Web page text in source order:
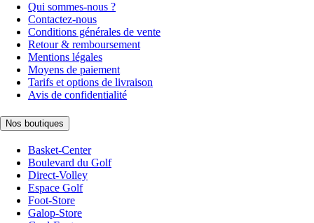
Qui sommes-nous ?
Contactez-nous
Conditions générales de vente
Retour & remboursement
Mentions légales
Moyens de paiement
Tarifs et options de livraison
Avis de confidentialité
Nos boutiques
Basket-Center
Boulevard du Golf
Direct-Volley
Espace Golf
Foot-Store
Galop-Store